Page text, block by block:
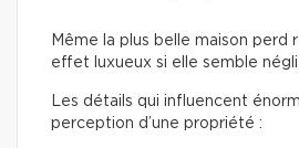
Même la plus belle maison perd
effet luxueux si elle semble
Les détails qui influencent
perception d’une propriété :